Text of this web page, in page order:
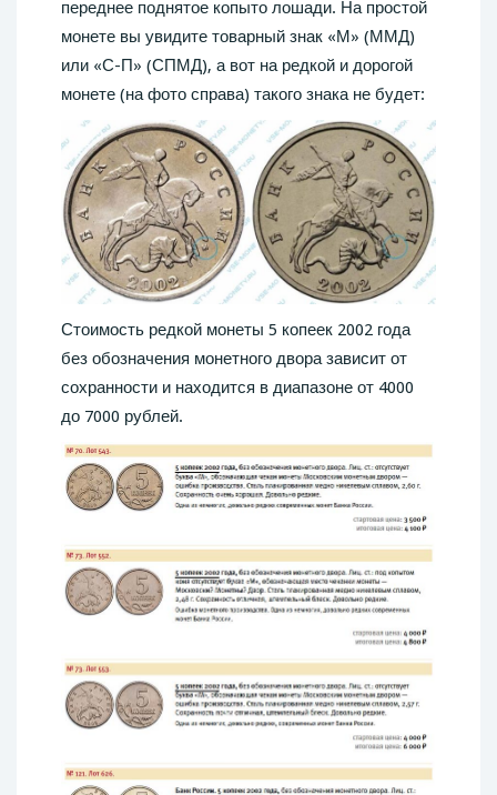
переднее поднятое копыто лошади. На простой
монете вы увидите товарный знак «М» (ММД)
или «С-П» (СПМД), а вот на редкой и дорогой
монете (на фото справа) такого знака не будет:
Стоимость редкой монеты 5 копеек 2002 года
без обозначения монетного двора зависит от
сохранности и находится в диапазоне от 4000
до 7000 рублей.